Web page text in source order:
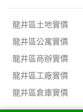
龍井區土地實價
龍井區公寓實價
龍井區商辦實價
龍井區工廠實價
龍井區倉庫實價